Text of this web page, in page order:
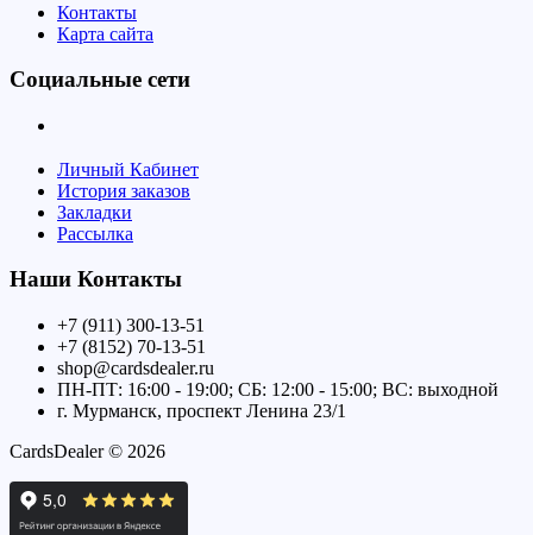
Контакты
Карта сайта
Социальные сети
Личный Кабинет
История заказов
Закладки
Рассылка
Наши Контакты
+7 (911) 300-13-51
+7 (8152) 70-13-51
shop@cardsdealer.ru
ПН-ПТ: 16:00 - 19:00; СБ: 12:00 - 15:00; ВС: выходной
г. Мурманск, проспект Ленина 23/1
CardsDealer © 2026